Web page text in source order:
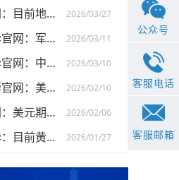
AvaTrade官网：目前地缘关系引发的供需的变化，带来的燃料油价格持续上涨 2026/03/27
AvaTrade爱华官网：军事行动的担忧下，黄金价格持续上涨 2026/03/11
AvaTrade爱华官网：中东局势以及避险需求下，黄金价格走势稳健 2026/03/10
AvaTrade爱华官网：美元走弱以及就业数据疲软，美股三大指数集体上涨 2026/02/10
AvaTrade官网：美元期货走强的情况下，现货黄金价格探底回升 2026/02/06
AvaTrade爱华：目前黄金价格涨势延续，关注全球市场变化 2026/01/27
公众号
客服电话
客服邮箱